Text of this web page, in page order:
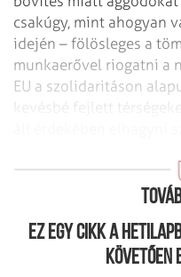
csakúgy, mint ahogyan
idején – fölösleges a
munkaerővel riogatni a
EU a szolidaritáson
kevésbé fejlett
Ez egy cikk a
követően